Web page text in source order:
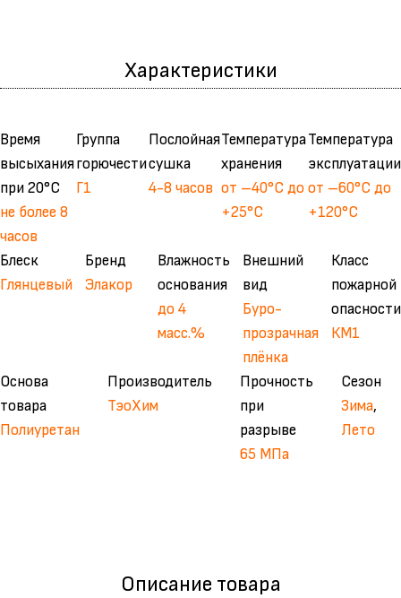
Характеристики
Описание товара
Время
высыхания
при 20°С
не более 8
часов
Группа
горючести
Г1
Послойная
сушка
4-8 часов
Температура
хранения
от –40°С до
+25°С
Температура
эксплуатации
от –60°С до
+120°С
Блеск
Глянцевый
Бренд
Элакор
Влажность
основания
до 4
масс.%
Внешний
вид
Буро-
прозрачная
плёнка
Класс
пожарной
опасности
КМ1
Основа
товара
Полиуретан
Производитель
ТэоХим
Прочность
при
разрыве
65 МПа
Сезон
Зима,
Лето